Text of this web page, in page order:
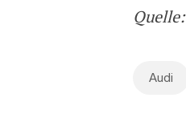
Audi